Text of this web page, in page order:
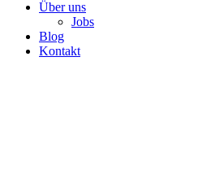
Über uns
Jobs
Blog
Kontakt